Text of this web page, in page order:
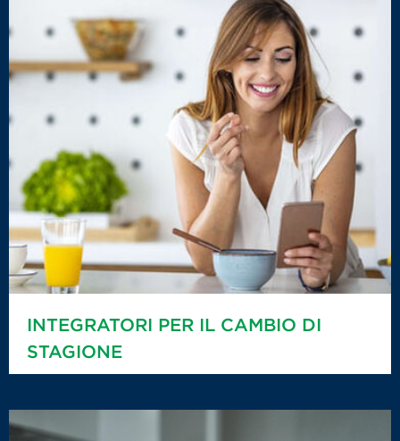
INTEGRATORI PER IL CAMBIO DI
STAGIONE